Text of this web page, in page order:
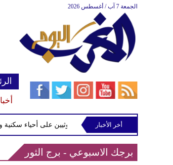
الجمعة 7 آب / أغسطس 2026
أخر الأخبار
برجك الاسبوعي - برج الثور